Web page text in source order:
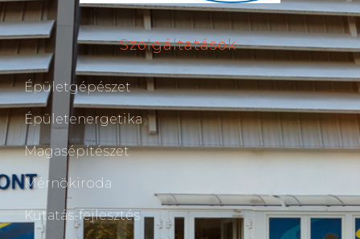
Szolgáltatások
Épületgépészet
Épületenergetika
Magasépítészet
Mérnökiroda
Kutatás-fejlesztés